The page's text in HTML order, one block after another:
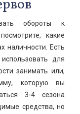
обороты к
какие
наличности. Есть
для
занимать или,
которую вы
3-4 сезона
средства, но